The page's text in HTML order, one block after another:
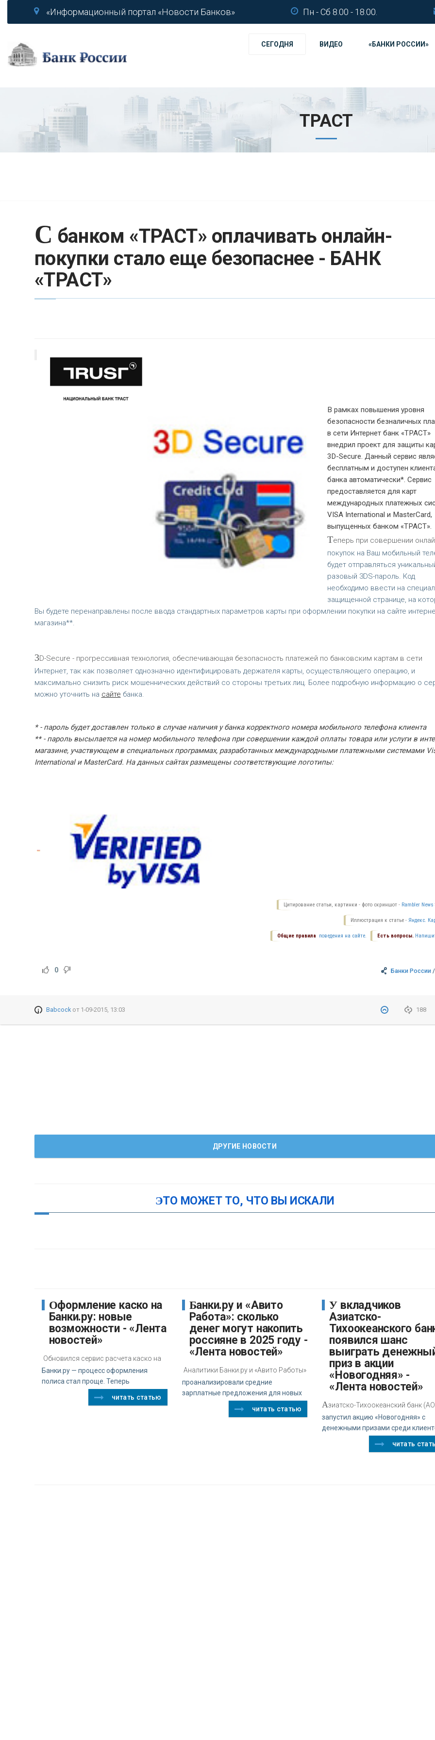
«Информационный портал «Новости Банков» Пн - Сб 8.00 - 18.00.
СЕГОДНЯ ВИДЕО «БАНКИ РОССИИ»
ТРАСТ
С банком «ТРАСТ» оплачивать онлайн-
покупки стало еще безопаснее - БАНК
«ТРАСТ»
В рамках повышения уровня
безопасности безналичных
в сети Интернет банк «ТРАСТ»
внедрил проект для защиты
3D-Secure. Данный сервис
бесплатным и доступен
банка автоматически*. Сервис
предоставляется для карт
международных платежных
VISA International и MasterCard,
выпущенных банком «ТРАСТ».
Теперь при совершении
покупок на Ваш мобильный
будет отправляться
разовый 3DS-пароль. Код
необходимо ввести на
защищенной странице, на
Вы будете перенаправлены после ввода стандартных параметров карты при оформлении покупки на сайте
магазина**.
3D-Secure - прогрессивная технология, обеспечивающая безопасность платежей по банковским картам в сети
Интернет, так как позволяет однозначно идентифицировать держателя карты, осуществляющего операцию, и
максимально снизить риск мошеннических действий со стороны третьих лиц. Более подробную информацию о
можно уточнить на сайте банка.
* - пароль будет доставлен только в случае наличия у банка корректного номера мобильного телефона клиента
** - пароль высылается на номер мобильного телефона при совершении каждой оплаты товара или услуги в
магазине, участвующем в специальных программах, разработанных международными платежными системами
International и MasterCard. На данных сайтах размещены соответствующие логотипы:
Цитирование статьи, картинки - фото скриншот - Rambler News
Иллюстрация к статье - Яндекс.
Есть вопросы.
Общие правила поведения на сайте.
Банки России
0
188
Babcockот 1-09-2015, 13:03
ДРУГИЕ НОВОСТИ
ЭТО МОЖЕТ ТО, ЧТО ВЫ ИСКАЛИ
Оформление каско на
Банки.ру: новые
возможности - «Лента
новостей»
Обновился сервис расчета каско на
Банки.ру — процесс оформления
полиса стал проще. Теперь
читать статью
Банки.ру и «Авито
Работа»: сколько
денег могут накопить
россияне в 2025 году -
«Лента новостей»
Аналитики Банки.ру и «Авито Работы»
проанализировали средние
зарплатные предложения для новых
читать статью
У вкладчиков
Азиатско-
Тихоокеанского
появился шанс
выиграть
приз в акции
«Новогодняя» -
«Лента новостей»
Азиатско-Тихоокеанский банк
запустил акцию «Новогодняя» с
денежными призами среди
читать